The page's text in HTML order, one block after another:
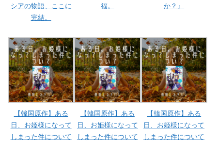
シアの物語、ここに
完結。
福。
か？』
【韓国原作】ある
日、お姫様になって
しまった件について
【韓国原作】ある
日、お姫様になって
しまった件について
【韓国原作】ある
日、お姫様になって
しまった件について